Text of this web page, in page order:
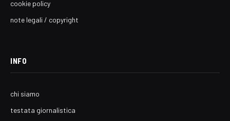
cookie policy
note legali / copyright
INFO
chi siamo
testata giornalistica